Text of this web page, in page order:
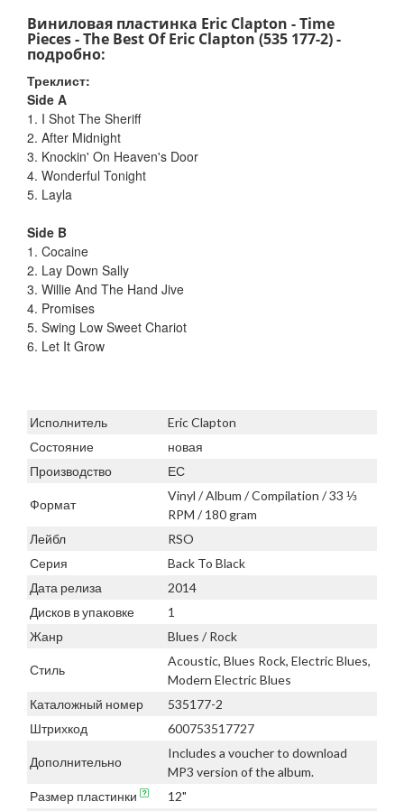
Виниловая пластинка Eric Clapton - Time
Pieces - The Best Of Eric Clapton (535 177-2) -
подробно:
Треклист:
Side A
1. I Shot The Sheriff
2. After Midnight
3. Knockin' On Heaven's Door
4. Wonderful Tonight
5. Layla
Side B
1. Cocaine
2. Lay Down Sally
3. Willie And The Hand Jive
4. Promises
5. Swing Low Sweet Chariot
6. Let It Grow
Исполнитель
Eric Clapton
Состояние
новая
Производство
ЕС
Формат
Vinyl / Album / Compilation / 33 ⅓
RPM / 180 gram
Лейбл
RSO
Серия
Back To Black
Дата релиза
2014
Дисков в упаковке
1
Жанр
Blues / Rock
Стиль
Acoustic, Blues Rock, Electric Blues,
Modern Electric Blues
Каталожный номер
535177-2
Штрихкод
600753517727
Дополнительно
Includes a voucher to download
MP3 version of the album.
Размер пластинки
12"